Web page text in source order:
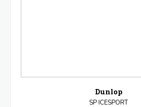
Dunlop
SP ICESPORT